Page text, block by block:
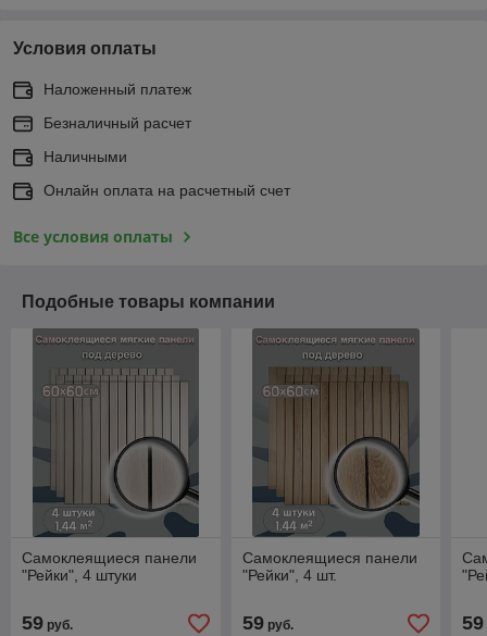
Условия оплаты
Наложенный платеж
Безналичный расчет
Наличными
Онлайн оплата на расчетный счет
Все условия оплаты
Подобные товары компании
Самоклеящиеся панели
"Рейки", 4 штуки
59 руб.
Самоклеящиеся панели
"Рейки", 4 шт.
59руб. 59